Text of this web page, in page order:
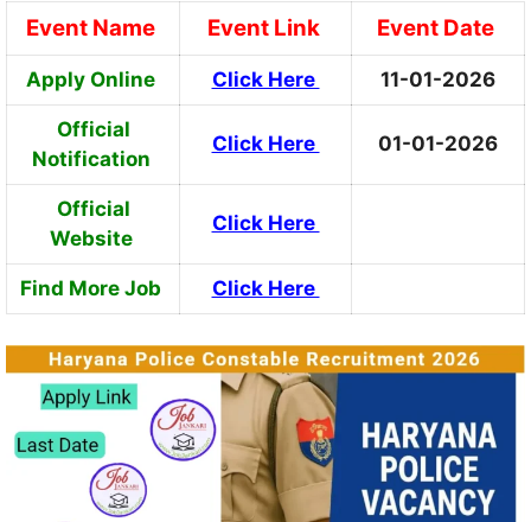
Event Name Event Link Event Date
Apply Online Click Here 11-01-2026
Official
Notification
Click Here 01-01-2026
Official
Website
Click Here
Find More Job Click Here